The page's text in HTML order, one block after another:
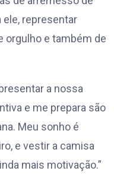
ele, representar
orgulho e também de
a nossa
e me prepara são
Meu sonho é
e vestir a camisa
mais motivação.”